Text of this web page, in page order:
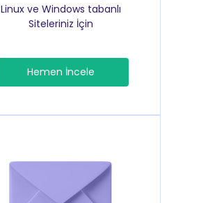
Linux ve Windows tabanlı
Siteleriniz İçin
Hemen İncele